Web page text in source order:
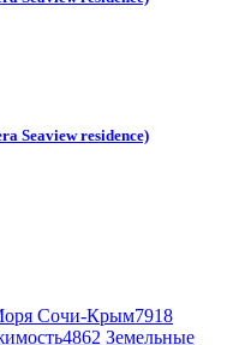
Seaview rеsidence)
Сочи-Крым7918
4862 Земельные